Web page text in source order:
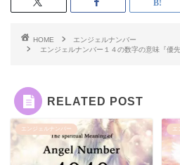
HOME
エンジェルナンバー
エンジェルナンバー１４の数字の意味『優
RELATED POST
エンジェルナンバー エ